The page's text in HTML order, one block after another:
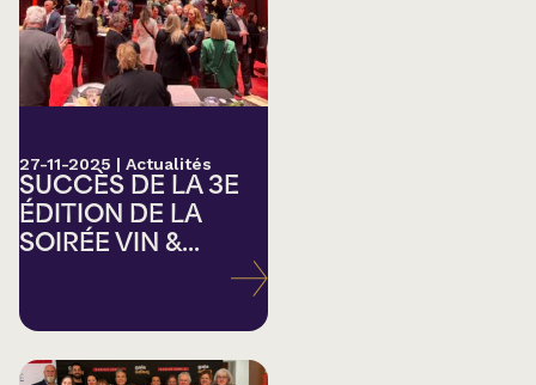
27-11-2025 | Actualités
SUCCÈS DE LA 3E
ÉDITION DE LA
SOIRÉE VIN &...